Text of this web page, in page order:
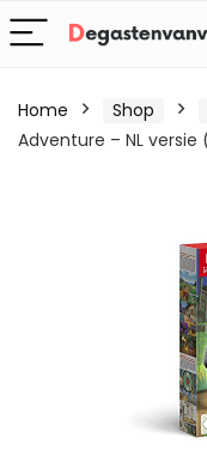
Home Shop
Adventure – NL